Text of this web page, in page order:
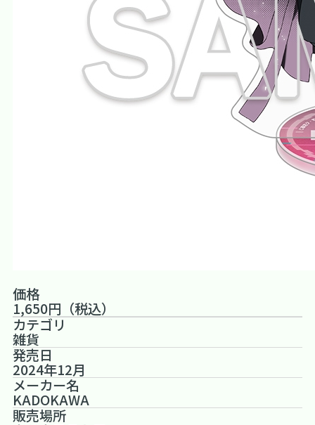
価格
1,650円（税込）
カテゴリ
雑貨
発売日
2024年12月
メーカー名
KADOKAWA
販売場所